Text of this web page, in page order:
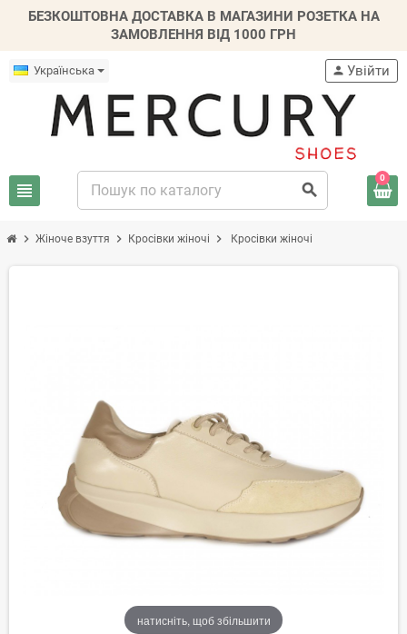
БЕЗКОШТОВНА ДОСТАВКА В МАГАЗИНИ РОЗЕТКА НА
ЗАМОВЛЕННЯ ВІД 1000 ГРН
Українська
view_headline search
person Увійти
0
chevron_right Жіноче взуття chevron_right Кросівки жіночі chevron_right Кросівки жіночі
натисніть, щоб збільшити